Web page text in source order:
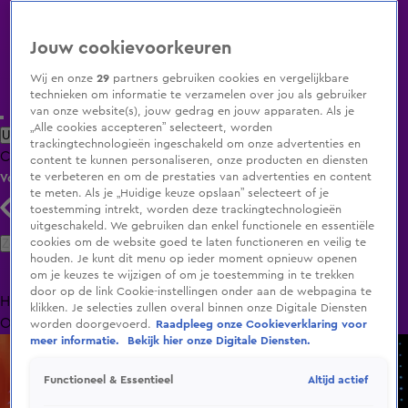
Uitzending Gemist Populaire programma's Zenders Genres
ClipsFilmsRadioSmart TV inlogShop
Volg KIJK
Zoeken
HomeUitzending Gemist Programma's De Bondgenoten
OranjezomerLivestreamsShop
Jouw cookievoorkeuren
Wij en onze29 partners gebruiken cookies en vergelijkbare
technieken om informatie te verzamelen over jou als gebruiker
van onze website(s), jouw gedrag en jouw apparaten. Als je
„Alle cookies accepteren” selecteert, worden
trackingtechnologieën ingeschakeld om onze advertenties en
content te kunnen personaliseren, onze producten en diensten
te verbeteren en om de prestaties van advertenties en content
te meten. Als je „Huidige keuze opslaan” selecteert of je
toestemming intrekt, worden deze trackingtechnologieën
uitgeschakeld. We gebruiken dan enkel functionele en essentiële
cookies om de website goed te laten functioneren en veilig te
houden. Je kunt dit menu op ieder moment opnieuw openen
om je keuzes te wijzigen of om je toestemming in te trekken
door op de link Cookie-instellingen onder aan de webpagina te
klikken. Je selecties zullen overal binnen onze Digitale Diensten
worden doorgevoerd.
Raadpleeg onze Cookieverklaring voor
meer informatie.
Bekijk hier onze Digitale Diensten.
Functioneel & Essentieel Altijd actief